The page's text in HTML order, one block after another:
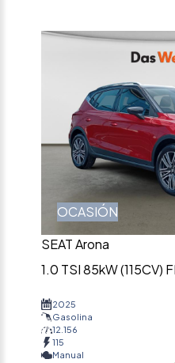
OCASIÓN
SEAT Arona
1.0 TSI 85kW (115CV)
2025
Gasolina
12.156
115
Manual